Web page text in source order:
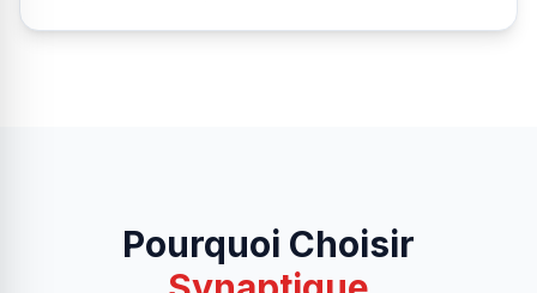
Pourquoi Choisir